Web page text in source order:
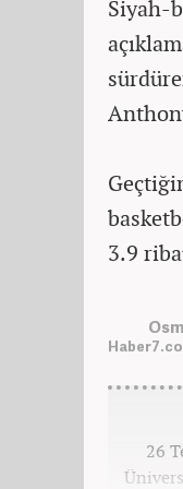
Siyah-
3.9
26